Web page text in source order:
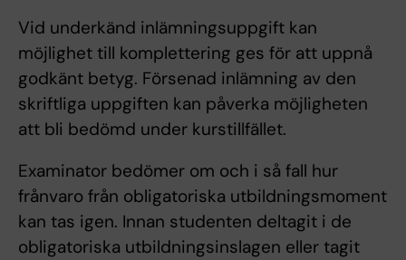
Vid underkänd inlämningsuppgift kan
möjlighet till komplettering ges för att uppnå
godkänt betyg. Försenad inlämning av den
skriftliga uppgiften kan påverka möjligheten
att bli bedömd under kurstillfället.
Examinator bedömer om och i så fall hur
frånvaro från obligatoriska utbildningsmoment
kan tas igen. Innan studenten deltagit i de
obligatoriska utbildningsinslagen eller tagit